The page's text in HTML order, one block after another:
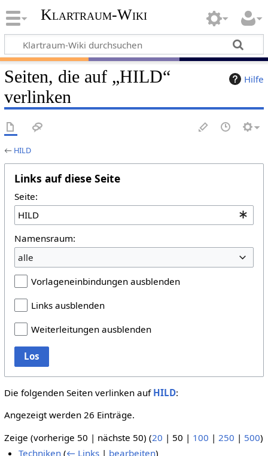
Klartraum-Wiki
Hilfe
Seiten, die auf „HILD“
verlinken
← HILD
Links auf diese Seite
Seite:
Namensraum:
alle
Vorlageneinbindungen ausblenden
Links ausblenden
Weiterleitungen ausblenden
Los
Die folgenden Seiten verlinken auf HILD:
Angezeigt werden 26 Einträge.
Zeige (vorherige 50 | nächste 50) (20 | 50 | 100 | 250 | 500)
Techniken (← Links | bearbeiten)